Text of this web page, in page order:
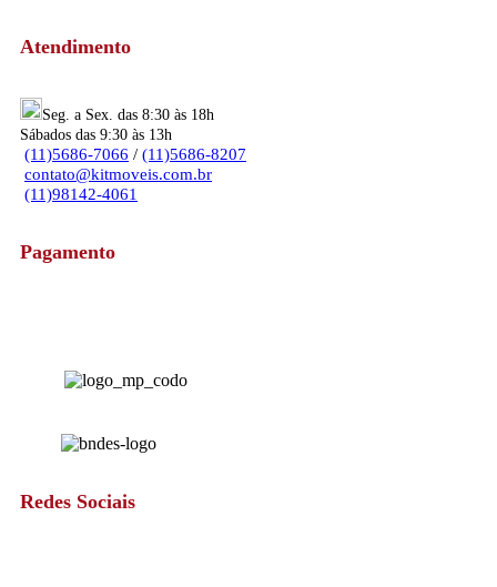
Atendimento
Seg. a Sex. das 8:30 às 18h
Sábados das 9:30 às 13h
(11)5686-7066 / (11)5686-8207
contato@kitmoveis.com.br
(11)98142-4061
Pagamento
Redes Sociais